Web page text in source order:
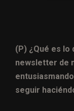
(P) ¿Qué es lo
newsletter de
seguir